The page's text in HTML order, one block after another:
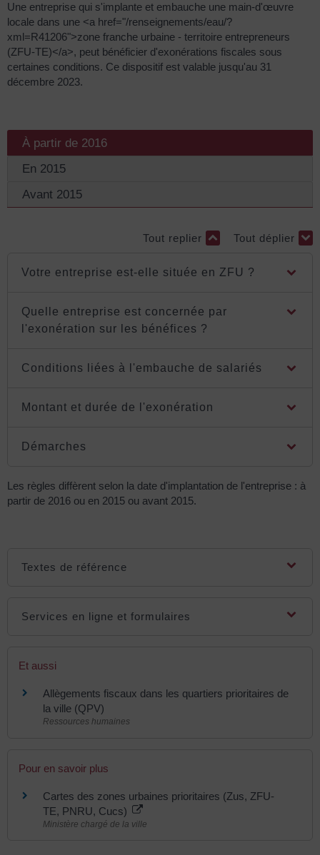
Une entreprise qui s'implante et embauche une main-d'œuvre
locale dans une <a href="/renseignements/eau/?
xml=R41206">zone franche urbaine - territoire entrepreneurs
(ZFU-TE)</a>, peut bénéficier d'exonérations fiscales sous
certaines conditions. Ce dispositif est valable jusqu'au 31
décembre 2023.
À partir de 2016
En 2015
Avant 2015
Tout replier Tout déplier
Votre entreprise est-elle située en ZFU ?
Quelle entreprise est concernée par
l'exonération sur les bénéfices ?
Conditions liées à l'embauche de salariés
Montant et durée de l'exonération
Démarches
Les règles diffèrent selon la date d'implantation de l'entreprise : à
partir de 2016 ou en 2015 ou avant 2015.
Textes de référence
Services en ligne et formulaires
Et aussi
Allègements fiscaux dans les quartiers prioritaires de
la ville (QPV)
Ressources humaines
Pour en savoir plus
Cartes des zones urbaines prioritaires (Zus, ZFU-
TE, PNRU, Cucs)
Ministère chargé de la ville